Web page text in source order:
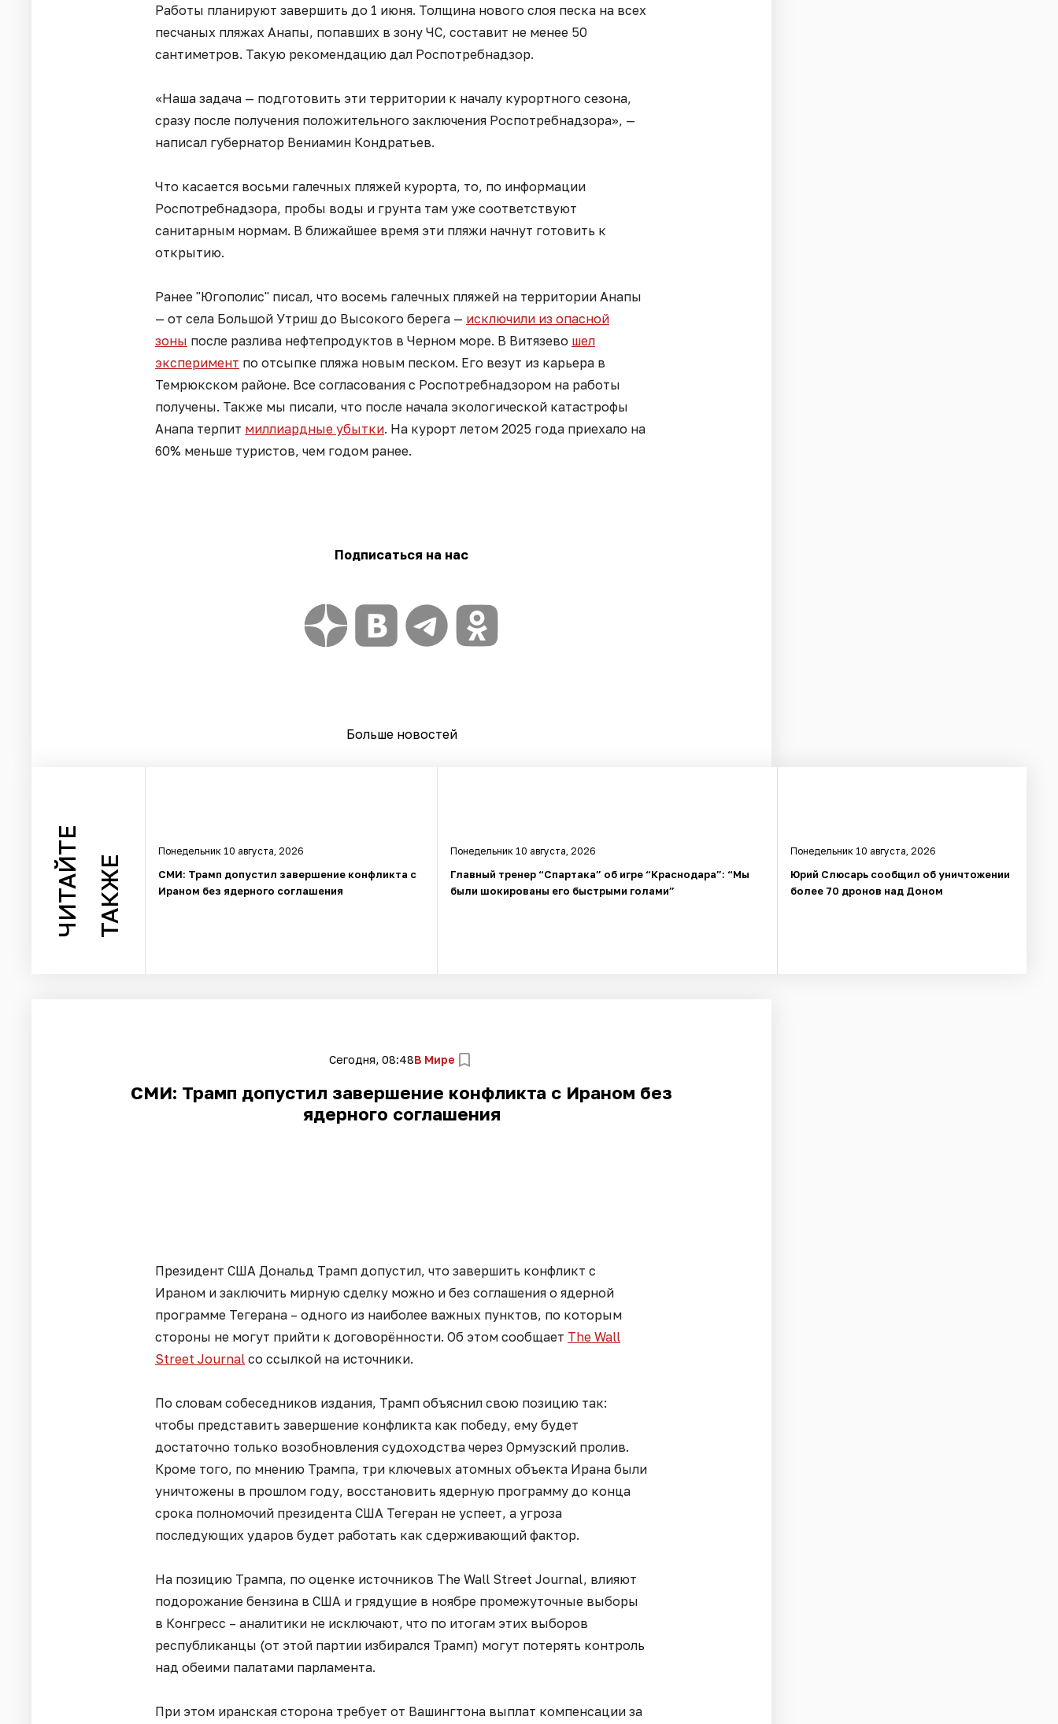
Работы планируют завершить до 1 июня. Толщина нового слоя песка на всех
песчаных пляжах Анапы, попавших в зону ЧС, составит не менее 50
сантиметров. Такую рекомендацию дал Роспотребнадзор.
«Наша задача — подготовить эти территории к началу курортного сезона,
сразу после получения положительного заключения Роспотребнадзора», —
написал губернатор Вениамин Кондратьев.
Что касается восьми галечных пляжей курорта, то, по информации
Роспотребнадзора, пробы воды и грунта там уже соответствуют
санитарным нормам. В ближайшее время эти пляжи начнут готовить к
открытию.
Ранее "Югополис" писал, что восемь галечных пляжей на территории Анапы
— от села Большой Утриш до Высокого берега — исключили из опасной
зоны после разлива нефтепродуктов в Черном море. В Витязево шел
эксперимент по отсыпке пляжа новым песком. Его везут из карьера в
Темрюкском районе. Все согласования с Роспотребнадзором на работы
получены. Также мы писали, что после начала экологической катастрофы
Анапа терпит миллиардные убытки. На курорт летом 2025 года приехало на
60% меньше туристов, чем годом ранее.
Подписаться на нас
Больше новостей
ЧИТАЙТЕ ТАКЖЕ
Понедельник 10 августа, 2026
СМИ: Трамп допустил завершение конфликта с
Ираном без ядерного соглашения
Понедельник 10 августа, 2026
Главный тренер “Спартака” об игре “Краснодара”: “Мы
были шокированы его быстрыми голами”
Понедельник 10 августа, 2026
Юрий Слюсарь сообщил об уничтожении
более 70 дронов над Доном
Сегодня, 08:48В Мире
СМИ: Трамп допустил завершение конфликта с Ираном без
ядерного соглашения
Президент США Дональд Трамп допустил, что завершить конфликт с
Ираном и заключить мирную сделку можно и без соглашения о ядерной
программе Тегерана – одного из наиболее важных пунктов, по которым
стороны не могут прийти к договорённости. Об этом сообщает The Wall
Street Journal со ссылкой на источники.
По словам собеседников издания, Трамп объяснил свою позицию так:
чтобы представить завершение конфликта как победу, ему будет
достаточно только возобновления судоходства через Ормузский пролив.
Кроме того, по мнению Трампа, три ключевых атомных объекта Ирана были
уничтожены в прошлом году, восстановить ядерную программу до конца
срока полномочий президента США Тегеран не успеет, а угроза
последующих ударов будет работать как сдерживающий фактор.
На позицию Трампа, по оценке источников The Wall Street Journal, влияют
подорожание бензина в США и грядущие в ноябре промежуточные выборы
в Конгресс – аналитики не исключают, что по итогам этих выборов
республиканцы (от этой партии избирался Трамп) могут потерять контроль
над обеими палатами парламента.
При этом иранская сторона требует от Вашингтона выплат компенсации за